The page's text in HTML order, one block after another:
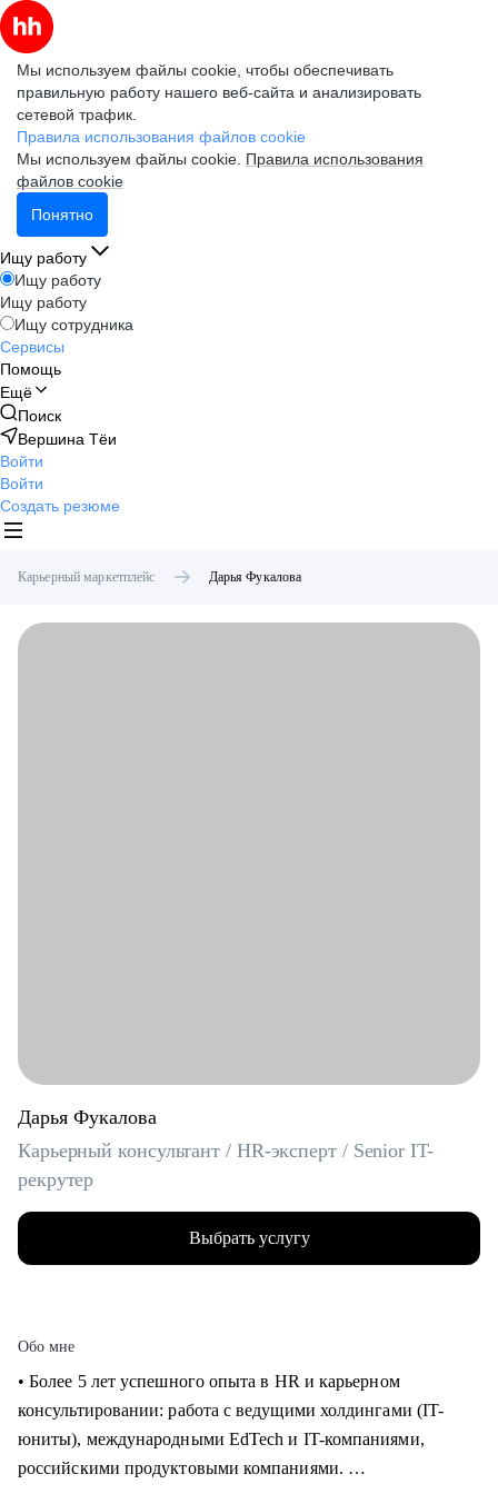
Мы используем файлы cookie, чтобы обеспечивать
правильную работу нашего веб-сайта и анализировать
сетевой трафик.
Правила использования файлов cookie
Мы используем файлы cookie. Правила использования
файлов cookie
Понятно
Ищу работу
Ищу работу
Ищу работу
Ищу сотрудника
Сервисы
Помощь
Ещё
Поиск
Вершина Тёи
Войти
Войти
Создать резюме
Карьерный маркетплейс Дарья Фукалова
Дарья Фукалова
Карьерный консультант / HR-эксперт / Senior IT-
рекрутер
Выбрать услугу
Обо мне
• Более 5 лет успешного опыта в HR и карьерном
консультировании: работа с ведущими холдингами (IT-
юниты), международными EdTech и IT-компаниями,
российскими продуктовыми компаниями.